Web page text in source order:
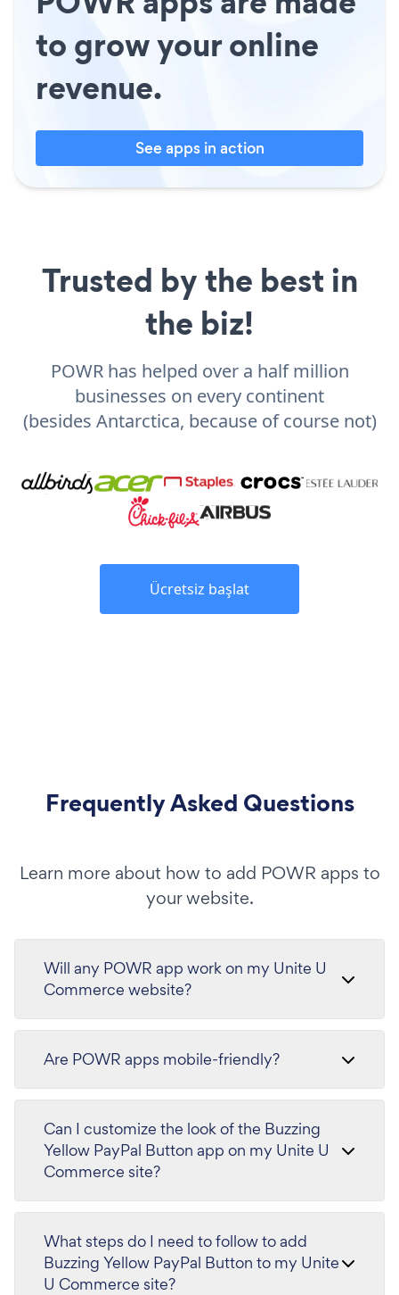
to grow your online
revenue.
See apps in action
Trusted by the best in
the biz!
POWR has helped over a half million
businesses on every continent
(besides Antarctica, because of course not)
Ücretsiz başlat
Frequently Asked Questions
Learn more about how to add POWR apps to
your website.
Will any POWR app work on my Unite U
Commerce website?
Are POWR apps mobile-friendly?
Can I customize the look of the Buzzing
Yellow PayPal Button app on my Unite U
Commerce site?
What steps do I need to follow to add
Buzzing Yellow PayPal Button to my Unite
U Commerce site?